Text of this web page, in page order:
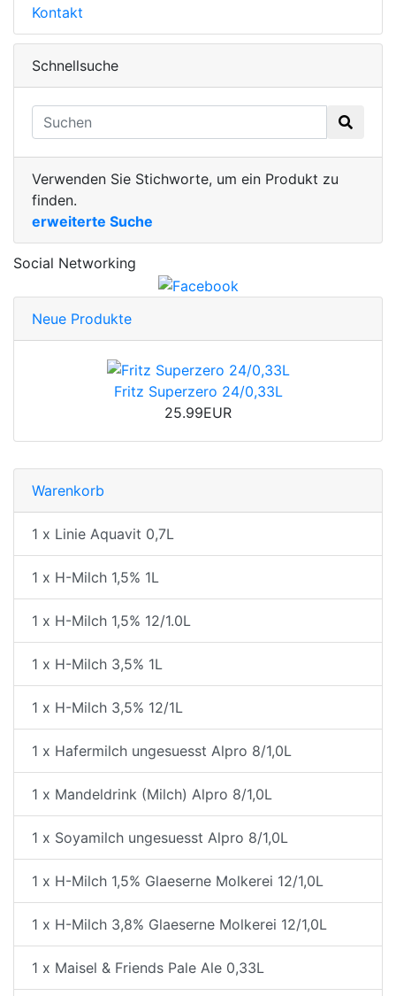
Kontakt
Schnellsuche
Verwenden Sie Stichworte, um ein Produkt zu
finden.
erweiterte Suche
Social Networking
Neue Produkte
Fritz Superzero 24/0,33L
25.99EUR
Warenkorb
1 x Linie Aquavit 0,7L
1 x H-Milch 1,5% 1L
1 x H-Milch 1,5% 12/1.0L
1 x H-Milch 3,5% 1L
1 x H-Milch 3,5% 12/1L
1 x Hafermilch ungesuesst Alpro 8/1,0L
1 x Mandeldrink (Milch) Alpro 8/1,0L
1 x Soyamilch ungesuesst Alpro 8/1,0L
1 x H-Milch 1,5% Glaeserne Molkerei 12/1,0L
1 x H-Milch 3,8% Glaeserne Molkerei 12/1,0L
1 x Maisel & Friends Pale Ale 0,33L